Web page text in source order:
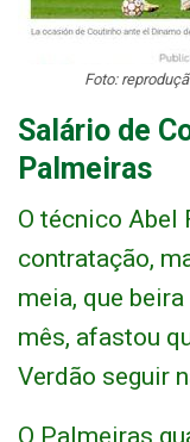
Foto:
Salário de
Palmeiras
O técnico Abel
contratação,
meia, que
mês, afastou
Verdão seguir